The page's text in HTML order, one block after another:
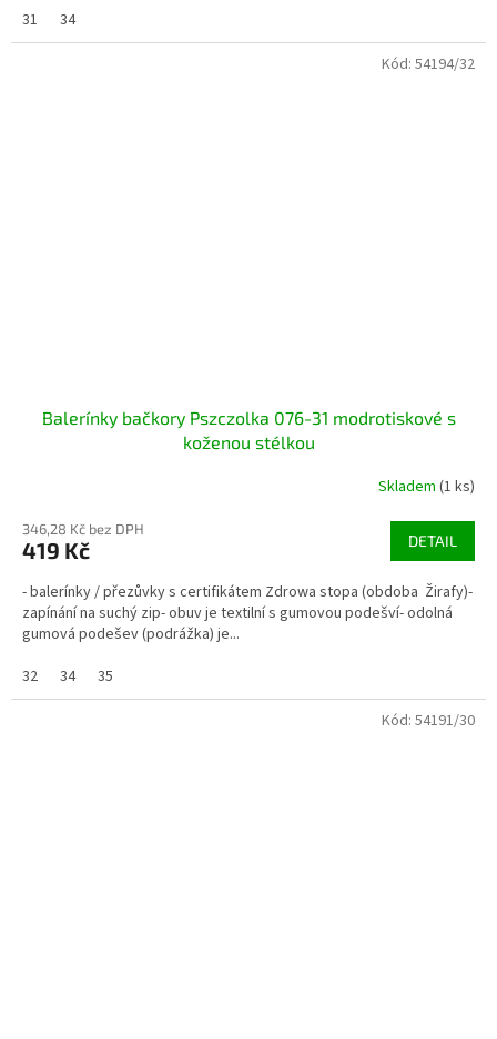
31
34
Balerínky bačkory Pszczolka 076-31 modrotiskové s
koženou stélkou
Skladem (1 ks)
346,28 Kč bez DPH
419 Kč DETAIL
- balerínky / přezůvky s certifikátem Zdrowa stopa (obdoba Žirafy)-
zapínání na suchý zip- obuv je textilní s gumovou podešví- odolná
gumová podešev (podrážka) je...
32
34 35
Kód: 54194/32
Kód: 54191/30